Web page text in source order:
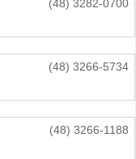
(48) 3282-0700
(48) 3266-5734
(48) 3266-1188